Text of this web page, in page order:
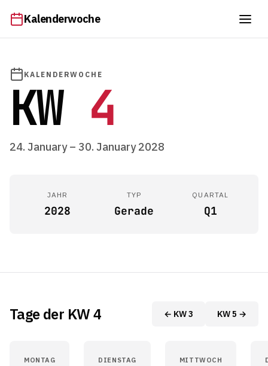
Kalenderwoche
KALENDERWOCHE
KW 4
24. January – 30. January 2028
JAHR
2028
TYP
Gerade
QUARTAL
Q1
Tage der KW 4 ← KW 3 KW 5 →
MONTAG DIENSTAG MITTWOCH